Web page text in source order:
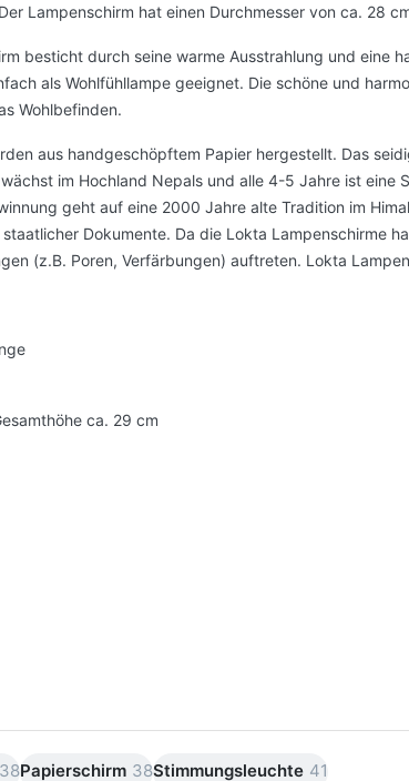
Lampenschirm hat einen Durchmesser von ca. 28
besticht durch seine warme Ausstrahlung und eine
als Wohlfühllampe geeignet. Die schöne und
Wohlbefinden.
aus handgeschöpftem Papier hergestellt. Das
im Hochland Nepals und alle 4-5 Jahre ist eine
geht auf eine 2000 Jahre alte Tradition im
Dokumente. Da die Lokta Lampenschirme
(z.B. Poren, Verfärbungen) auftreten. Lokta
ca. 29 cm
38Papierschirm 38Stimmungsleuchte 41